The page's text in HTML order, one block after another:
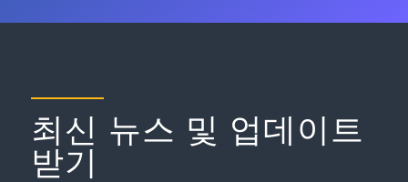
최신 뉴스 및 업데이트
받기